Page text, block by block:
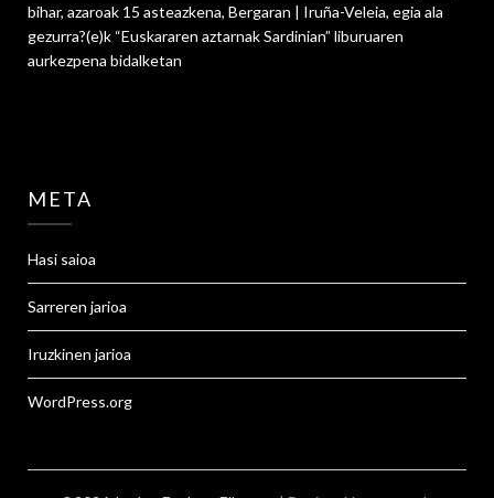
bihar, azaroak 15 asteazkena, Bergaran | Iruña-Veleia, egia ala
gezurra?(e)k “Euskararen aztarnak Sardinian” liburuaren
aurkezpena bidalketan
META
Hasi saioa
Sarreren jarioa
Iruzkinen jarioa
WordPress.org